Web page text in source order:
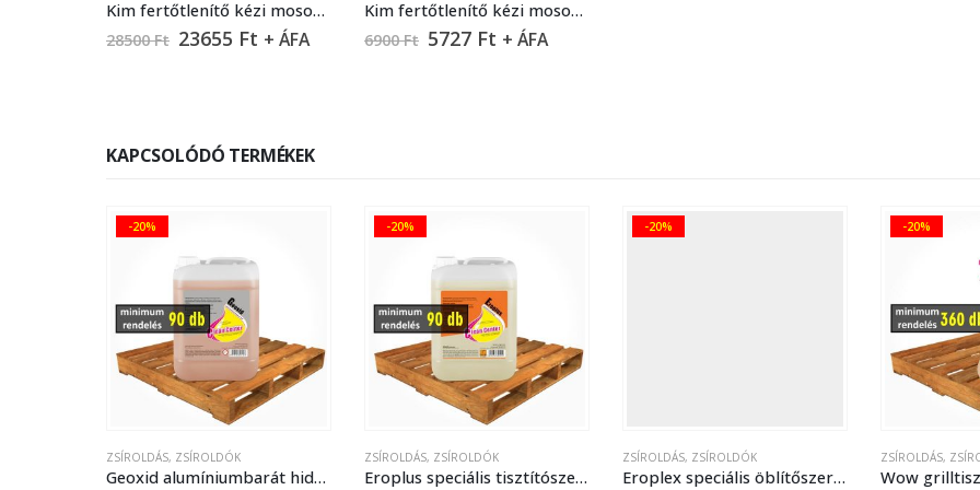
Kim fertőtlenítő kézi mosogatószer – 22 liter
28500Ft 23655 Ft + ÁFA
Kim fertőtlenítő kézi mosogatószer – 5 liter
6900Ft 5727 Ft + ÁFA
KAPCSOLÓDÓ TERMÉKEK
-20%
ZSÍROLDÁS ,ZSÍROLDÓK
Eroplus speciális tisztítószer (gőzpárolóhoz) – 5 liter
-20%
ZSÍROLDÁS ,ZSÍROLDÓK
Eroplex speciális öblítőszer (gőzpárolóhoz) – 5 liter
-20%
ZSÍROLDÁS ,ZSÍROLDÓK
Wow grilltisztító – 750 ml
-20%
ZSÍROLDÁS ,
Owen hideg